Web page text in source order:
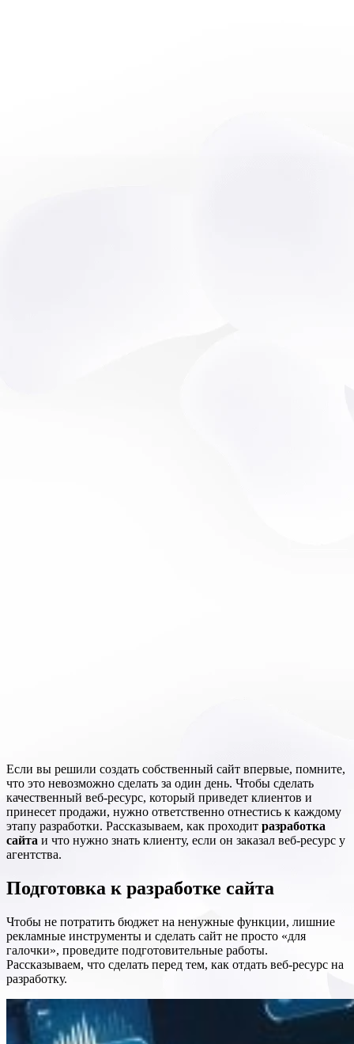
Если вы решили создать собственный сайт впервые, помните,
что это невозможно сделать за один день. Чтобы сделать
качественный веб-ресурс, который приведет клиентов и
принесет продажи, нужно ответственно отнестись к каждому
этапу разработки. Рассказываем, как проходит разработка
сайта и что нужно знать клиенту, если он заказал веб-ресурс у
агентства.
Подготовка к разработке сайта
Чтобы не потратить бюджет на ненужные функции, лишние
рекламные инструменты и сделать сайт не просто «для
галочки», проведите подготовительные работы.
Рассказываем, что сделать перед тем, как отдать веб-ресурс на
разработку.